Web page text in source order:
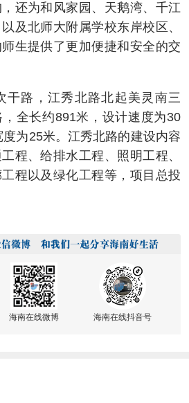
还为和风家园、天鹅湾、千江
及北师大附属学校东岸校区、
生提供了更加便捷和安全的交
路，江秀北路北起美灵南三
全长约891米，设计速度为30
为25米。江秀北路的建设内容
程、给排水工程、照明工程、
程以及绿化工程等，项目总投
海南在线微博 海南在线抖音号